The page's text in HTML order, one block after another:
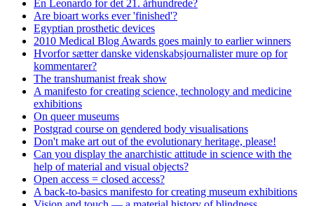
En Leonardo for det 21. århundrede?
Are bioart works ever 'finished'?
Egyptian prosthetic devices
2010 Medical Blog Awards goes mainly to earlier winners
Hvorfor sætter danske videnskabsjournalister mure op for
kommentarer?
The transhumanist freak show
A manifesto for creating science, technology and medicine
exhibitions
On queer museums
Postgrad course on gendered body visualisations
Don't make art out of the evolutionary heritage, please!
Can you display the anarchistic attitude in science with the
help of material and visual objects?
Open access = closed access?
A back-to-basics manifesto for creating museum exhibitions